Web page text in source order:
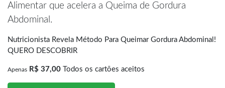
Alimentar que acelera a Queima de Gordura
Abdominal.
Nutricionista Revela Método Para Queimar Gordura Abdominal!
QUERO DESCOBRIR
Apenas R$ 37,00 Todos os cartões aceitos